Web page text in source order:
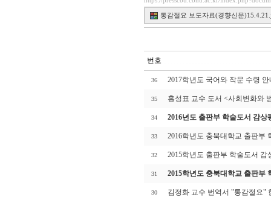
통감절요 보도자료(경향신문
번호
36 2017학년도 국어와 작문 수령 안
35 홍성표 교수 도서 <사회변화와
34 2016년도 출판부 학술도서 감상
33 2016학년도 충북대학교 출판부
32 2015학년도 출판부 학술도서
31 2015학년도 충북대학교 출판부
30 김정화 교수 번역서 "통감절요"